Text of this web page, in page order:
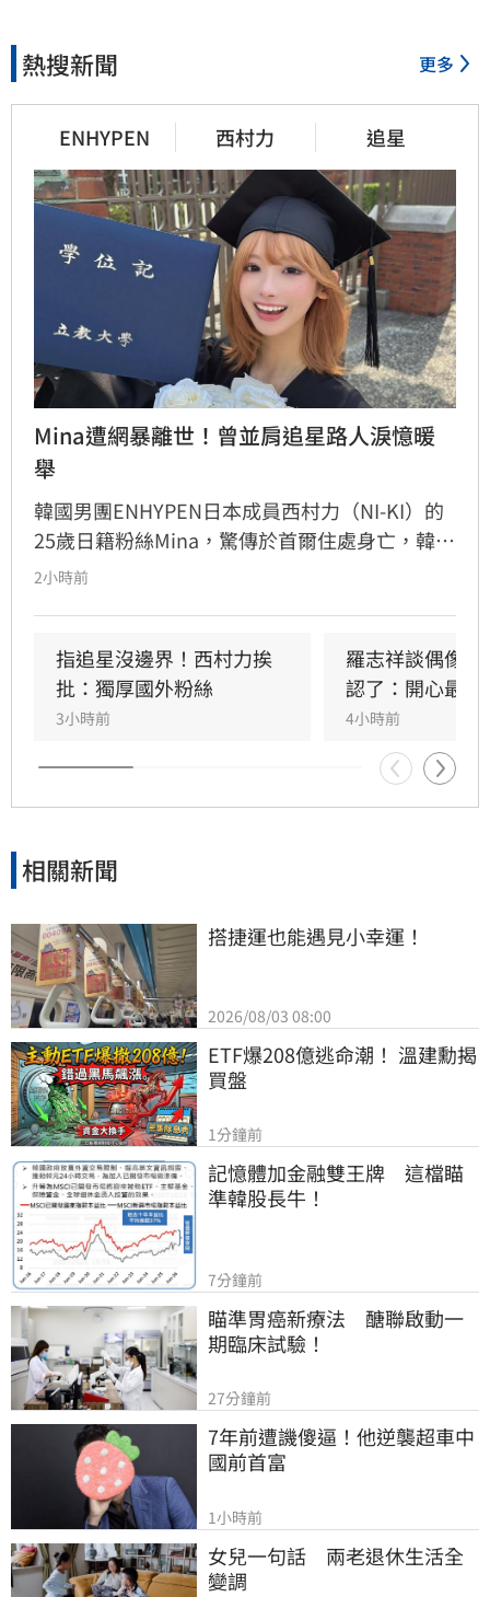
熱搜新聞 更多
ENHYPEN 西村力 追星
Mina遭網暴離世！曾並肩追星路人淚憶暖
舉
韓國男團ENHYPEN日本成員西村力（NI-KI）的
25歲日籍粉絲Mina，驚傳於首爾住處身亡，韓國
警方證實接獲報案並介入調查。生前Mina因追星
良，絕非外界傳言般傲慢，對於她選擇極端方式
結束生命感到遺憾與不捨。此事件再度引發外界
對網路暴力及追星文化的關注。該名粉絲呼籲，
追星不應成為生活唯一寄託，應珍惜自身生命。
目前確切死因與詳細案情，仍待警方進一步調查
釐清，此消息也讓全球粉絲深感震驚與悲痛。
2小時前
指追星沒邊界！西村力挨
批：獨厚國外粉絲
3小時前
羅志祥談偶像
認了：開心最重
4小時前
相關新聞
搭捷運也能遇見小幸運！
2026/08/03 08:00
ETF爆208億逃命潮！ 溫建勳揭
買盤
1分鐘前
記憶體加金融雙王牌　這檔瞄
準韓股長牛！
7分鐘前
瞄準胃癌新療法　醣聯啟動一
期臨床試驗！
27分鐘前
7年前遭譏傻逼！他逆襲超車中
國前首富
1小時前
女兒一句話　兩老退休生活全
變調